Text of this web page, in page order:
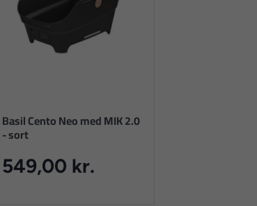
Basil Cento Neo med MIK 2.0
- sort
549,00 kr.